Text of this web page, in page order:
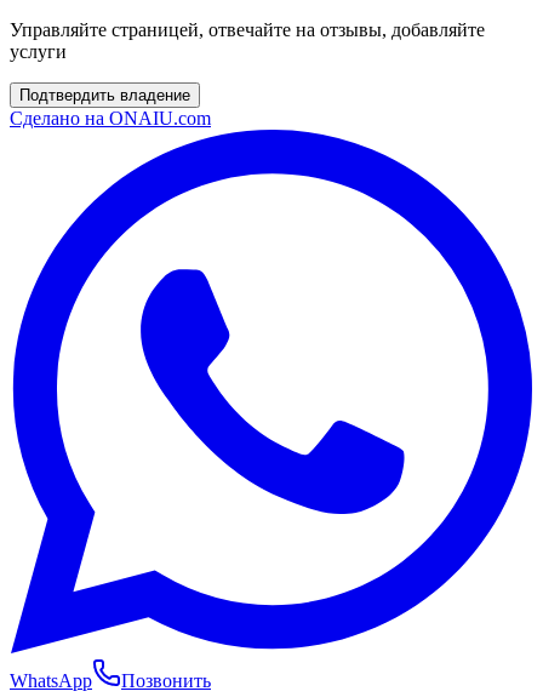
Управляйте страницей, отвечайте на отзывы, добавляйте
услуги
Подтвердить владение
Сделано на ONAIU.com
WhatsApp Позвонить